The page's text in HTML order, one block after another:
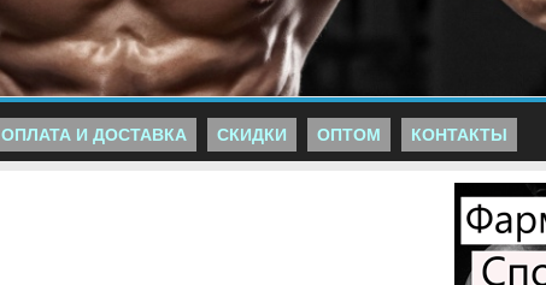
ОПЛАТА И ДОСТАВКА СКИДКИ ОПТОМ КОНТАКТЫ